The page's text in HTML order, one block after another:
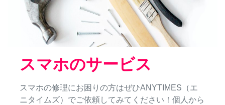
スマホのサービス
スマホの修理にお困りの方はぜひANYTIMES（エ
ニタイムズ）でご依頼してみてください！個人から